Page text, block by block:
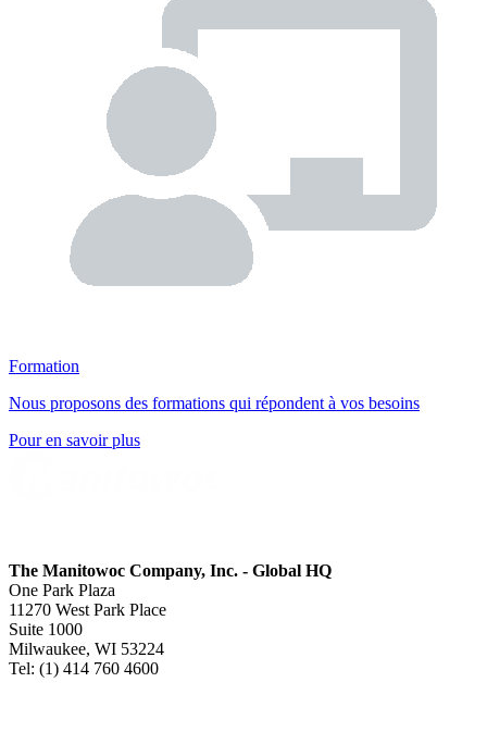
Formation
Nous proposons des formations qui répondent à vos besoins
Pour en savoir plus
The Manitowoc Company, Inc. - Global HQ
One Park Plaza
11270 West Park Place
Suite 1000
Milwaukee, WI 53224
Tel: (1) 414 760 4600